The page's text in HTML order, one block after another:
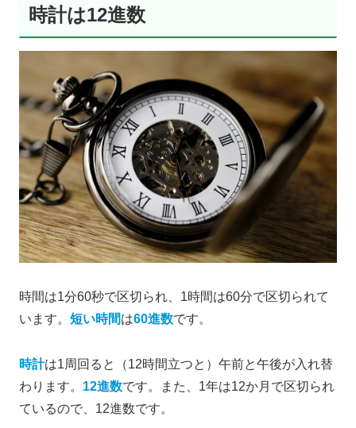
時計は12進数
時間は1分60秒で区切られ、1時間は60分で区切られて
います。 短い時間は60進数です。
時計は1周回ると（12時間立つと）午前と午後が入れ替
わります。 12進数です。また、1年は12か月で区切られ
ているので、12進数です。